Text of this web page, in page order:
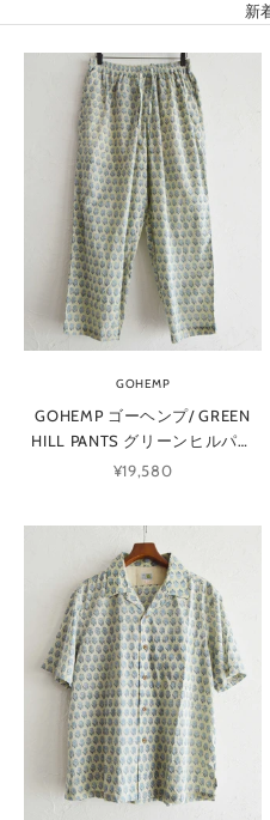
新
GOHEMP
GOHEMP ゴーヘンプ/ GREEN
HILL PANTS グリーンヒルパン
ツ (GREEN グリーン)
セール価格
¥19,580